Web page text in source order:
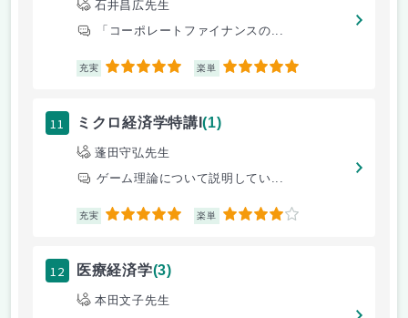
石井昌広先生
「コーポレートファイナンスの...
充実 5 楽単 5
11 ミクロ経済学特講I(1)
蓬田守弘先生
ゲーム理論について説明してい...
充実 5 楽単 4
12 医療経済学(3)
本田文子先生